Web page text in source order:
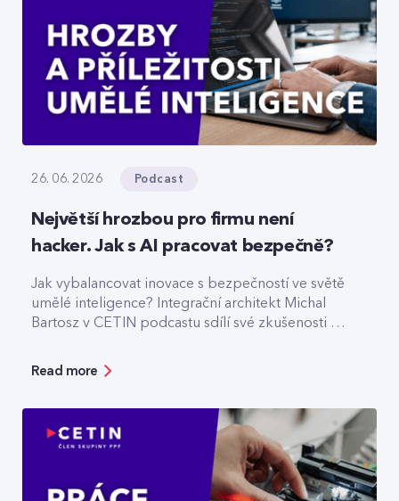
26. 06. 2026 Podcast
Největší hrozbou pro firmu není
hacker. Jak s AI pracovat bezpečně?
Jak vybalancovat inovace s bezpečností ve světě
umělé inteligence? Integrační architekt Michal
Bartosz v CETIN podcastu sdílí své zkušenosti s
bezpečnosti, ale zároveň ukazuje možnosti, jak
Read more